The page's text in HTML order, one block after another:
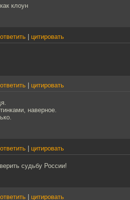
клоун
ответить цитировать
ответить цитировать
наверное.
ответить цитировать
судьбу России!
ответить цитировать